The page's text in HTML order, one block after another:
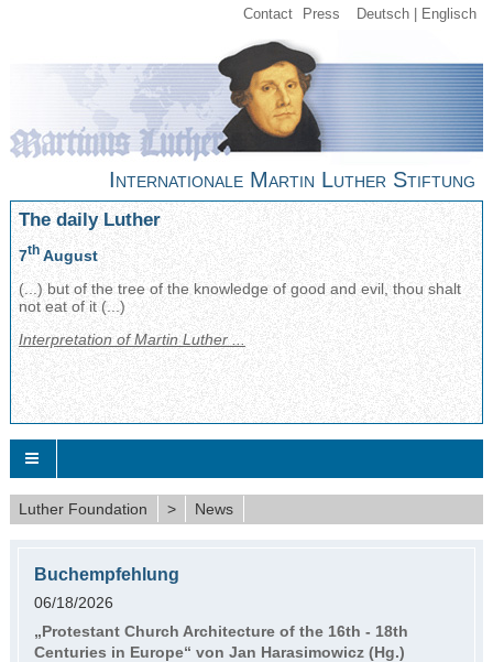
Contact Press Deutsch Englisch
Internationale Martin Luther Stiftung
The daily Luther
7thAugust
(...) but of the tree of the knowledge of good and evil, thou shalt
not eat of it (...)
Interpretation of Martin Luther ...
Luther Foundation > News
Buchempfehlung
06/18/2026
„Protestant Church Architecture of the 16th - 18th
Centuries in Europe“ von Jan Harasimowicz (Hg.)